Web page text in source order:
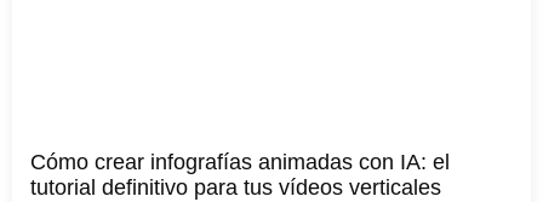
Cómo crear infografías animadas con IA: el
tutorial definitivo para tus vídeos verticales